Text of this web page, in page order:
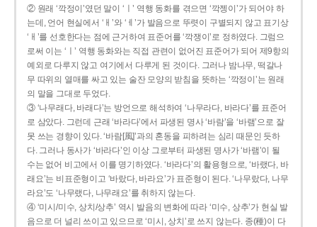
② 원래 ‘깍정이’였던 말이 ‘ㅣ’ 역행 동화를 겪으면 ‘깍젱이’가 되어야 하
는데, 언어 현실에서 ‘ㅐ’와 ‘ㅔ’가 발음으로 뚜렷이 구별되지 않고 표기상
‘ㅐ’를 선호한다는 점에 근거하여 표준어를 ‘깍쟁이’로 정하였다. 그럼으
로써 이는 ‘ㅣ’ 역행 동화와는 직접 관련이 없어진 표준어가 되어 제9항의
예외로 다루지 않고 여기에서 다루게 된 것이다. 그러나 밤나무, 떡갈나
무 따위의 열매를 싸고 있는 술잔 모양의 받침을 뜻하는 ‘깍정이’는 원래
의 말을 그대로 두었다.
③ ‘나무래다, 바래다’는 방언으로 해석하여 ‘나무라다, 바라다’를 표준어
로 삼았다. 그런데 근래 ‘바라다’에서 파생된 명사 ‘바람’을 ‘바램’으로 잘
못 쓰는 경향이 있다. ‘바람[風]’과의 혼동을 피하려는 심리 때문인 듯하
다. 그러나 동사가 ‘바라다’인 이상 그로부터 파생된 명사가 ‘바램’이 될
수는 없어 비고에서 이를 명기하였다. ‘바라다’의 활용형으로, ‘바랬다, 바
래요’는 비표준형이고 ‘바랐다, 바라요’가 표준형이 된다. ‘나무랐다, 나무
라요’도 ‘나무랬다, 나무래요’를 취하지 않는다.
④ ‘미시/미수, 상치/상추’ 역시 발음의 변화에 따라 ‘미수, 상추’가 현실 발
음으로 더 널리 쓰이고 있으므로 ‘미시, 상치’로 쓰지 않는다. 종(種)이 다